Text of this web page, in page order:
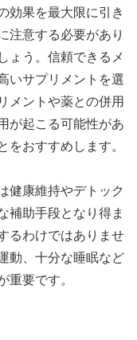
効果を最大限に引き
注意する必要があり
ょう。信頼できるメ
いサプリメントを選
メントや薬との併用
が起こる可能性があ
をおすすめします。
健康維持やデトック
補助手段となり得ま
るわけではありませ
動、十分な睡眠など
重要です。